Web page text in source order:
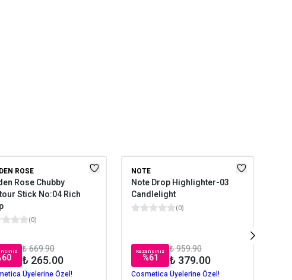
ROSE
Rose Chubby
Stick No:04 Rich
(0)
60
₺ 669.90
₺ 265.00
Üyelerine Özel!
NOTE
Note Drop Highlighter-03
Candlelight
(0)
Kazancınız
%61
₺ 959.90
₺ 379.00
Cosmetica Üyelerine Özel!